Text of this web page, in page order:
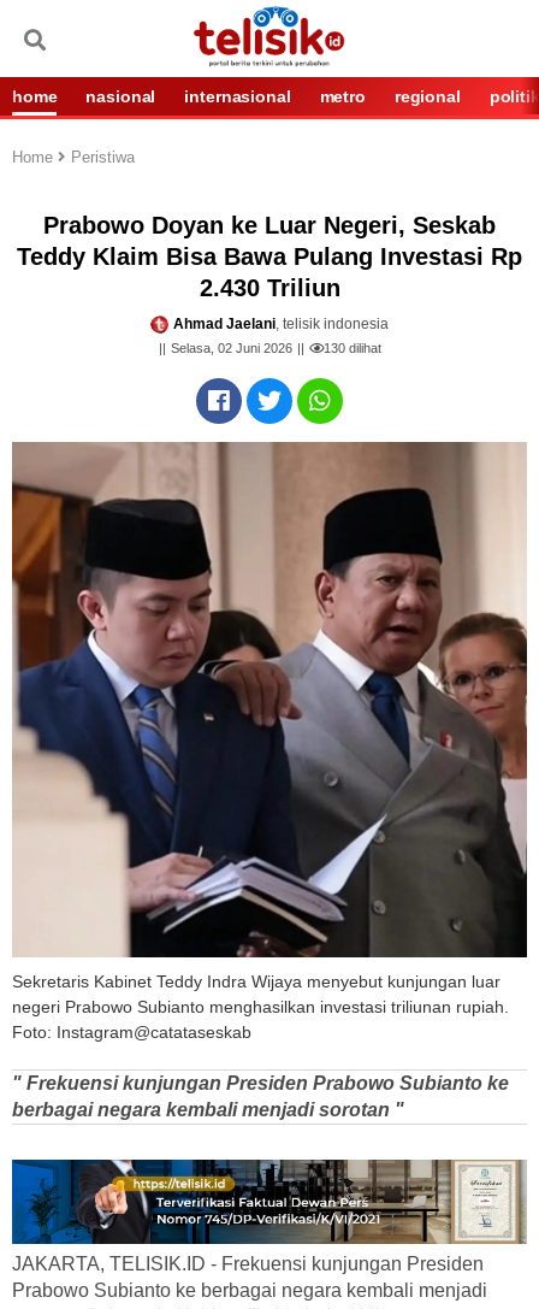
home nasional internasional metro regional politik
Home Peristiwa
Prabowo Doyan ke Luar Negeri, Seskab
Teddy Klaim Bisa Bawa Pulang Investasi Rp
2.430 Triliun
Ahmad Jaelani, telisik indonesia
Selasa, 02 Juni 2026 130dilihat
Sekretaris Kabinet Teddy Indra Wijaya menyebut kunjungan luar
negeri Prabowo Subianto menghasilkan investasi triliunan rupiah.
Foto: Instagram@catataseskab
" Frekuensi kunjungan Presiden Prabowo Subianto ke
berbagai negara kembali menjadi sorotan "
JAKARTA, TELISIK.ID - Frekuensi kunjungan Presiden
Prabowo Subianto ke berbagai negara kembali menjadi